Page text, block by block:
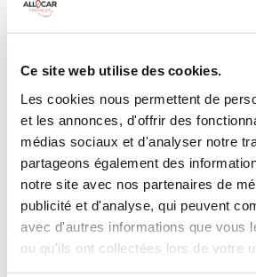
Ce site web utilise des cookies.
Les cookies nous permettent de
et les annonces, d'offrir des
médias sociaux et d'analyser notre
partageons également des
notre site avec nos partenaires de
publicité et d'analyse, qui peuvent
avec d'autres informations que vous
ou qu'ils ont collectées lors de votre
INCLUS À LA
Killométrage illimité
Assurance tous risques (hors
Carburant : plein à rendre plein
CONDITIONS DE